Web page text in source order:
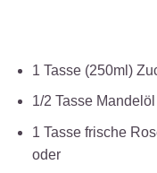
1 Tasse (250ml)
1/2 Tasse
1 Tasse frische
oder